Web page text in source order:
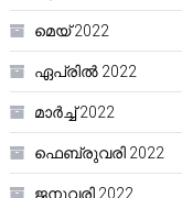
മെയ്‌ 2022
ഏപ്രിൽ 2022
മാർച്ച്‌ 2022
ഫെബ്രുവരി 2022
ജനുവരി 2022